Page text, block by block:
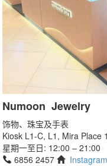
Numoon Jewelry
饰物、珠宝及手表
Kiosk L1-C, L1, Mira Place 1
星期一至日: 12:00 – 21:00
6856 2457